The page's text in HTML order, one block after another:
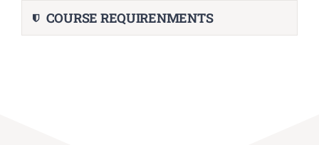
COURSE REQUIRENMENTS